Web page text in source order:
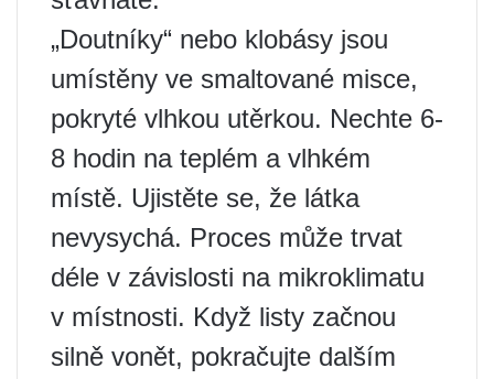
„Doutníky“ nebo klobásy jsou
umístěny ve smaltované misce,
pokryté vlhkou utěrkou. Nechte 6-
8 hodin na teplém a vlhkém
místě. Ujistěte se, že látka
nevysychá. Proces může trvat
déle v závislosti na mikroklimatu
v místnosti. Když listy začnou
silně vonět, pokračujte dalším